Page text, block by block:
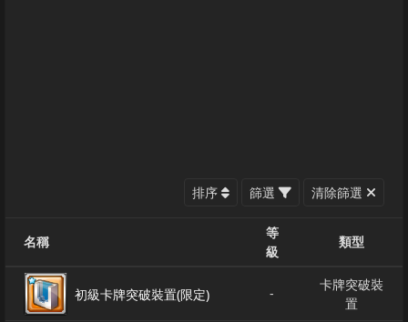
排序 篩選 清除篩選
名稱
等
級
類型
初級卡牌突破裝置(限定) -
卡牌突破裝
置